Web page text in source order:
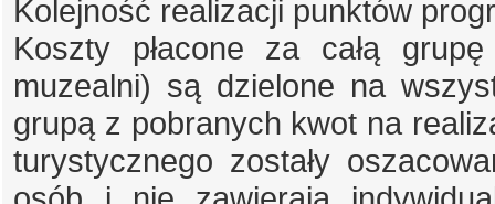
Kolejność realizacji punktów
Koszty płacone za całą
muzealni) są dzielone na
grupą z pobranych kwot na
turystycznego zostały